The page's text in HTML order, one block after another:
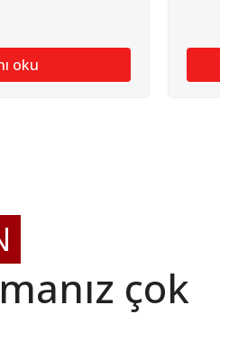
oku
çok